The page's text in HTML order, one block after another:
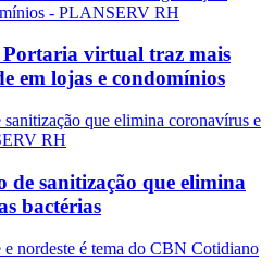
Portaria virtual traz mais
em lojas e condomínios
de sanitização que elimina
bactérias